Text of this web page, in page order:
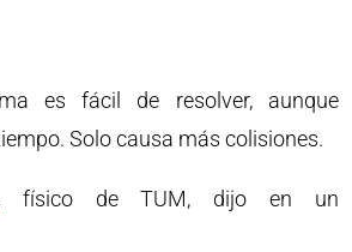
es fácil de resolver, aunque
Solo causa más colisiones.
físico de TUM, dijo en un